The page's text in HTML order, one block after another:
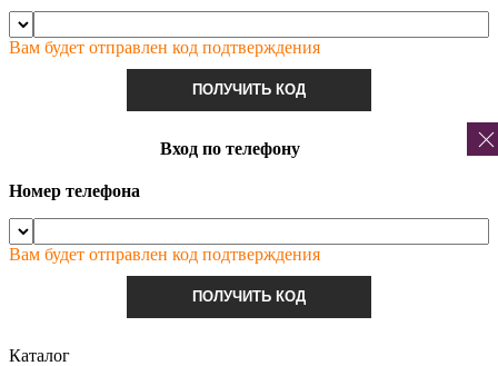
Вам будет отправлен код подтверждения
ПОЛУЧИТЬ КОД
Вход по телефону
Номер телефона
Вам будет отправлен код подтверждения
ПОЛУЧИТЬ КОД
Каталог